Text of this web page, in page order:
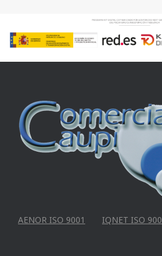
AENOR ISO 9001 IQNET ISO